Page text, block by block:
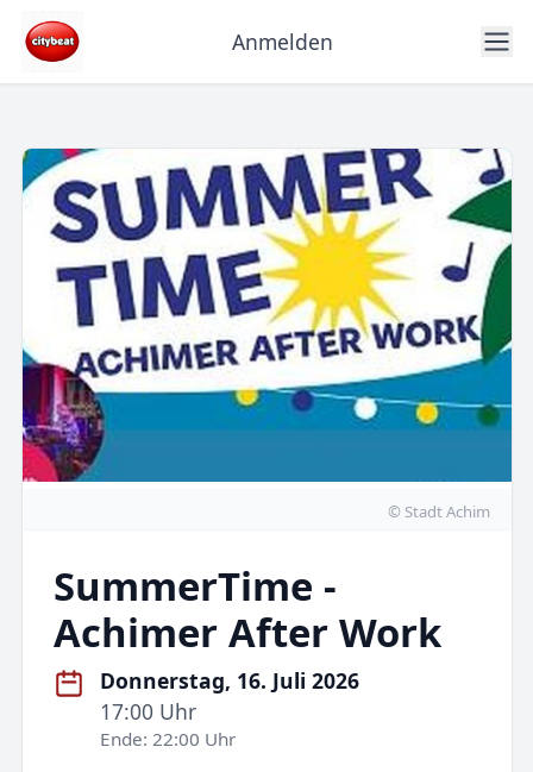
Anmelden
© Stadt Achim
SummerTime -
Achimer After Work
Donnerstag, 16. Juli 2026
17:00 Uhr
Ende: 22:00 Uhr